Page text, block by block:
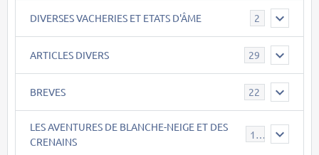
DIVERSES VACHERIES ET ETATS D'ÂME 2
ARTICLES DIVERS 29
BREVES 22
LES AVENTURES DE BLANCHE-NEIGE ET DES
CRENAINS
17